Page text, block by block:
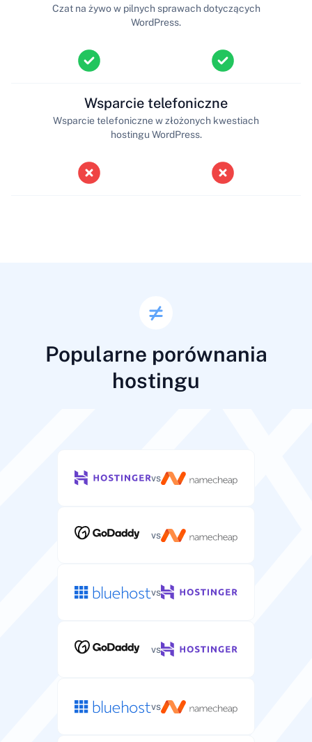
Czat na żywo w pilnych sprawach dotyczących
WordPress.
Wsparcie telefoniczne
Wsparcie telefoniczne w złożonych kwestiach
hostingu WordPress.
Popularne porównania
hostingu
vs
vs
vs
vs
vs